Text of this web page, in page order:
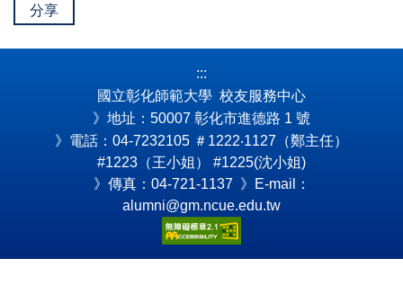
分享
:::
國立彰化師範大學 校友服務中心
》地址：50007 彰化市進德路 1 號
》電話：04-7232105 ＃1222‧1127（鄭主任）
#1223（王小姐） #1225(沈小姐)
》傳真：04-721-1137 》E-mail：
alumni@gm.ncue.edu.tw